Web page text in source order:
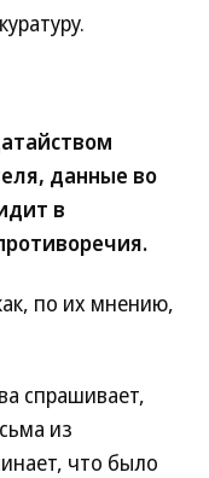
данные во
в
по их мнению,
спрашивает,
из
что было